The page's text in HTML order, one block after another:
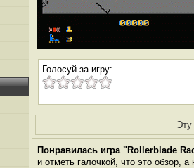
Голосуй за игру:
Понравилась игра "Rollerblade
и отметь галочкой, что это обзор,